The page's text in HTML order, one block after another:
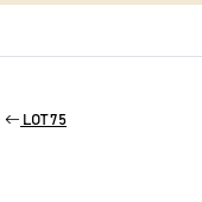
LOT 75